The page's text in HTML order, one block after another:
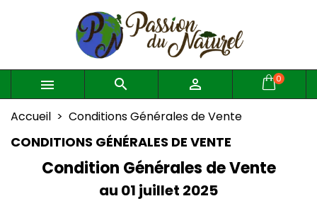
   0
Accueil Conditions Générales de Vente
CONDITIONS GÉNÉRALES DE VENTE
Condition Générales de Vente
au 01 juillet 2025
Mes listes d'envies
Créer une nouvelle liste
((modalTitle))
((confirmMessage))
Créer une liste d'envies
Nom de la liste d'envies
Annuler Créer une liste d'envies
Connexion
Vous devez être connecté pour ajouter des produits
à votre liste d'envies.
Annuler Connexion